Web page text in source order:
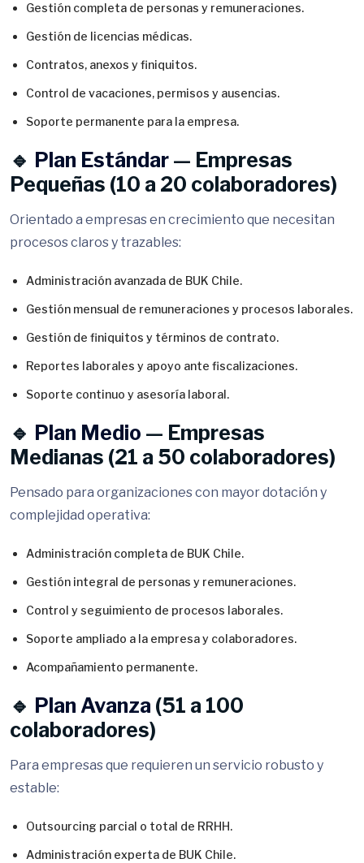
Gestión completa de personas y remuneraciones.
Gestión de licencias médicas.
Contratos, anexos y finiquitos.
Control de vacaciones, permisos y ausencias.
Soporte permanente para la empresa.
🔹 Plan Estándar — Empresas
Pequeñas (10 a 20 colaboradores)
Orientado a empresas en crecimiento que necesitan
procesos claros y trazables:
Administración avanzada de BUK Chile.
Gestión mensual de remuneraciones y procesos laborales.
Gestión de finiquitos y términos de contrato.
Reportes laborales y apoyo ante fiscalizaciones.
Soporte continuo y asesoría laboral.
🔹 Plan Medio — Empresas
Medianas (21 a 50 colaboradores)
Pensado para organizaciones con mayor dotación y
complejidad operativa:
Administración completa de BUK Chile.
Gestión integral de personas y remuneraciones.
Control y seguimiento de procesos laborales.
Soporte ampliado a la empresa y colaboradores.
Acompañamiento permanente.
🔹 Plan Avanza (51 a 100
colaboradores)
Para empresas que requieren un servicio robusto y
estable:
Outsourcing parcial o total de RRHH.
Administración experta de BUK Chile.